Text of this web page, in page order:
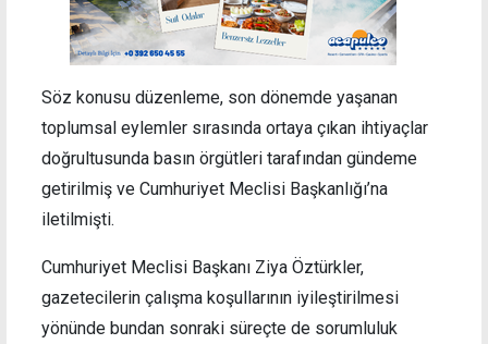
Söz konusu düzenleme, son dönemde yaşanan
toplumsal eylemler sırasında ortaya çıkan ihtiyaçlar
doğrultusunda basın örgütleri tarafından gündeme
getirilmiş ve Cumhuriyet Meclisi Başkanlığı’na
iletilmişti.
Cumhuriyet Meclisi Başkanı Ziya Öztürkler,
gazetecilerin çalışma koşullarının iyileştirilmesi
yönünde bundan sonraki süreçte de sorumluluk